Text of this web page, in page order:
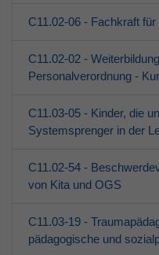
C11.02-06 - Fachkraft
C11.02-02 -
Personalverordnung -
C11.03-05 - Kinder, die
Systemsprenger in der
C11.02-54 -
von Kita und OGS
C11.03-19 -
pädagogische und